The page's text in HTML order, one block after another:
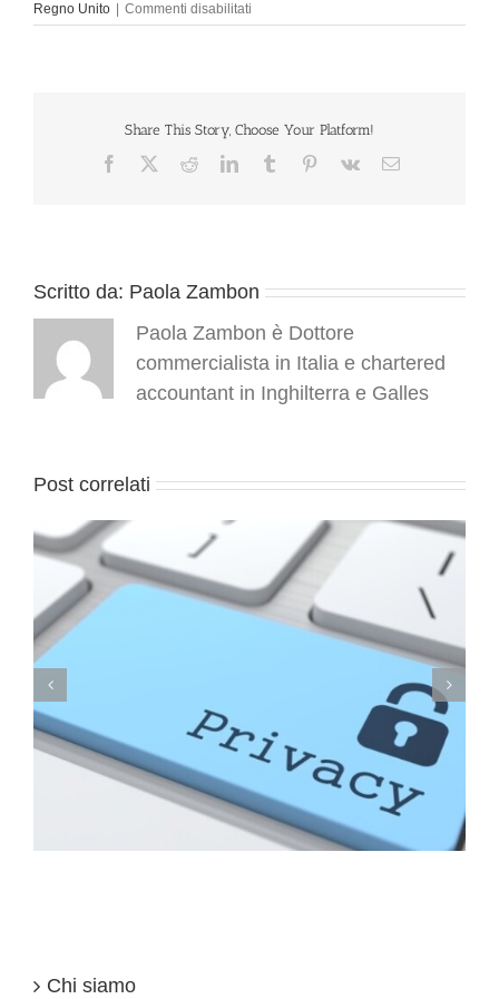
Regno Unito
Commenti disabilitati
Londra:
a
dei
Share This Story, Choose Your Platform!
Facebook RedditLinkedInTumblr Pinterest
Vk Email
Scritto da: Paola Zambon
Paola Zambon è Dottore
commercialista in Italia e chartered
accountant in Inghilterra e Galles
Post correlati
A Londra parte il “Gender pay gap reporting”
Chi siamo